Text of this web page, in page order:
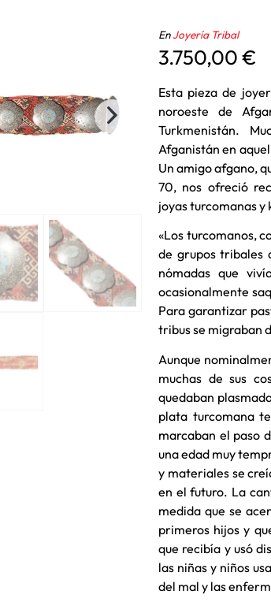
EnJoyería Tribal
3.750,00€
Esta pieza de
noroeste de
Turkmenistán.
Afganistán en
Un amigo afgano,
70, nos ofreció
joyas turcomanas y
«Los turcomanos,
de grupos tribales
nómadas que
ocasionalmente
Para garantizar
tribus se migraban
Aunque
muchas de sus
quedaban
plata turcomana
marcaban el paso
una edad muy
y materiales se
en el futuro. La
medida que se
primeros hijos y
que recibía y usó
las niñas y niños
del mal y las